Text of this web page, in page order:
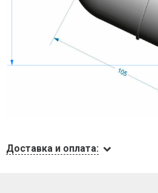
Доставка и оплата: